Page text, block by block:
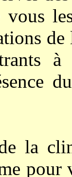
vous
de
la
pour